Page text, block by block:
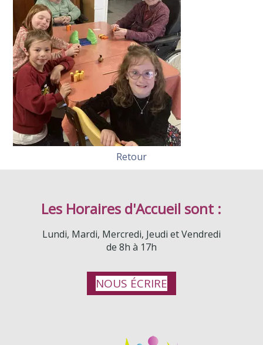
Retour
Les Horaires d'Accueil sont :
Lundi, Mardi, Mercredi, Jeudi et Vendredi
de 8h à 17h
NOUS ÉCRIRE